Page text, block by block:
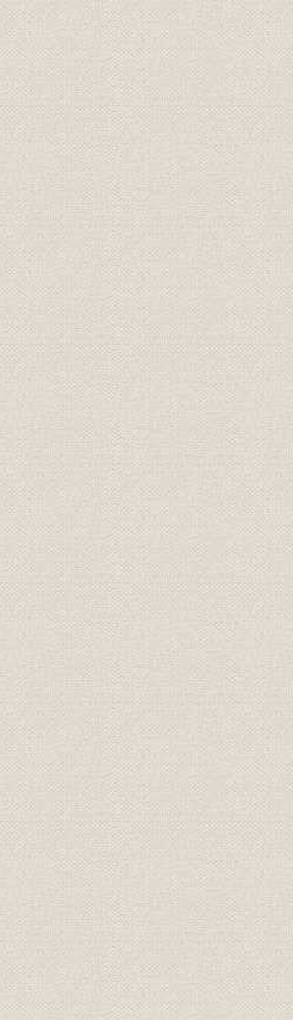
とオイルショック
と非繊維の拡大を目指す 一九八二年(昭和
経営戦略
ロジェクト
適正規模を求めて
(AKK)
技術革新
改質技術
プと訴訟